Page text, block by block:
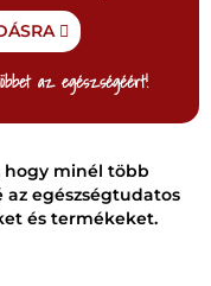
az egészségéért!
hogy minél több
egészségtudatos
és termékeket.